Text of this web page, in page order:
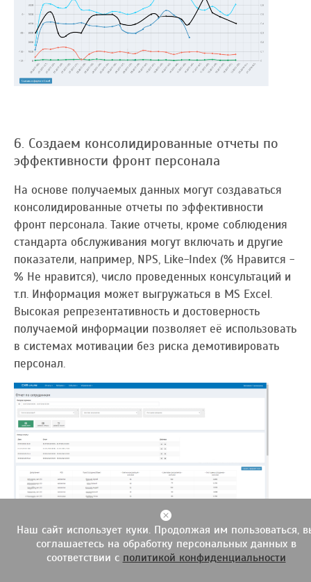
6. Создаем консолидированные отчеты по
эффективности фронт персонала
На основе получаемых данных могут создаваться
консолидированные отчеты по эффективности
фронт персонала. Такие отчеты, кроме соблюдения
стандарта обслуживания могут включать и другие
показатели, например, NPS, Like-Index (% Нравится -
% Не нравится), число проведенных консультаций и
т.п. Информация может выгружаться в MS Excel.
Высокая репрезентативность и достоверность
получаемой информации позволяет её использовать
в системах мотивации без риска демотивировать
персонал.
Заинтересовались?
Наш сайт использует куки. Продолжая им пользоваться,
соглашаетесь на обработку персональных данных в
соответствии с политикой конфиденциальности